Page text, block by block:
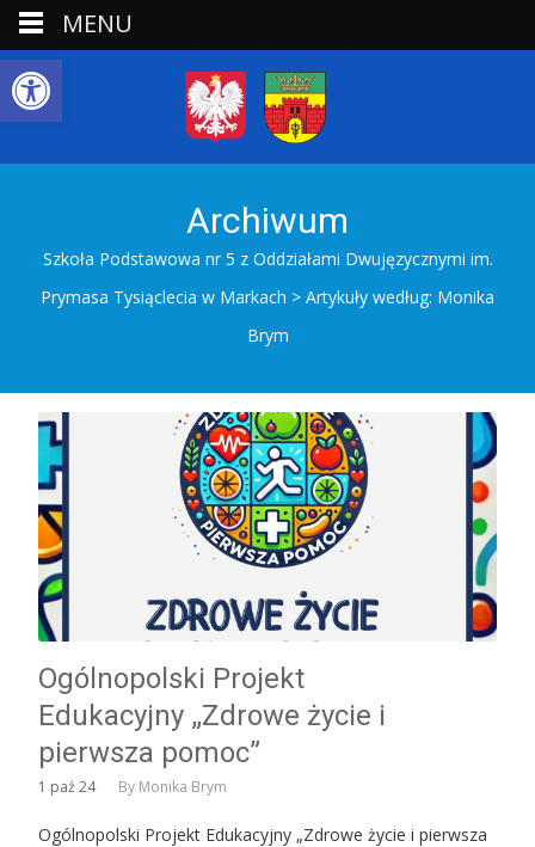
Open toolbar
Archiwum
Szkoła Podstawowa nr 5 z Oddziałami Dwujęzycznymi im.
Prymasa Tysiąclecia w Markach > Artykuły według: Monika
Brym
Ogólnopolski Projekt
Edukacyjny „Zdrowe życie i
pierwsza pomoc”
1 paź 24 By Monika Brym
Ogólnopolski Projekt Edukacyjny „Zdrowe życie i pierwsza
MENU